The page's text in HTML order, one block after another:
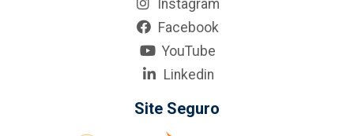
Instagram
Facebook
YouTube
Linkedin
Site Seguro